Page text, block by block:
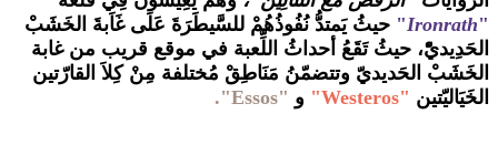
"
Ironrath
" حيثُ يَمتدُّ نُفُوذُهُمْ للسَّيطَرَةَ عَلَى غَاَبةَ الخَشَبْ
الحَدِيديّْ، حيثُ تَقَعُ أحداثُ اللِّعبة في موقع قريب من غابة
الخَشَبْ الحَديديّ وتتضمّنُ مَنَاطِقْ مُختلفة مِنْ كِلاَ القارّتين
الخَيَاليّتين "Westeros" و "Essos".